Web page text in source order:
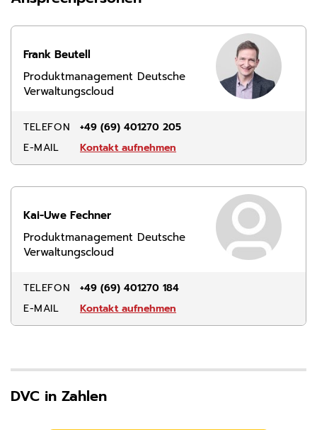
Frank Beutell
Produktmanagement Deutsche
Verwaltungscloud
TELEFON
+49 (69) 401270 205
E-MAIL
Kontakt aufnehmen
Kai-Uwe Fechner
Produktmanagement Deutsche
Verwaltungscloud
TELEFON
+49 (69) 401270 184
E-MAIL
Kontakt aufnehmen
DVC in Zahlen
Einverständnis-Optionen des Benutzers.
Cookie Laufzeit:
CMS-Cookies
Name:
Zweck:
Sitzungscookie zur eindeutigen Identifizierung eines
Benutzers.
Sitzungsende
Statistik Cookies erfassen Informationen anonym. Diese
Informationen helfen uns zu verstehen, wie unsere
Statistiken und Analysen
Matomo
Matomo ist ein Open Source-Webanalysedienst. Die